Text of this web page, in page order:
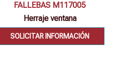
FALLEBAS M117005
Herraje ventana
SOLICITAR INFORMACIÓN